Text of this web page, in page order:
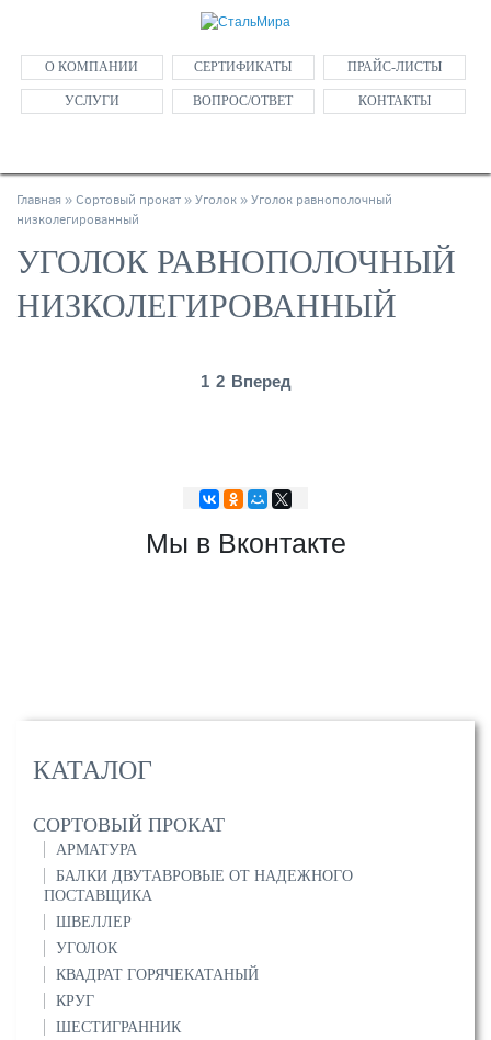
О КОМПАНИИ СЕРТИФИКАТЫ ПРАЙС-ЛИСТЫ
УСЛУГИ ВОПРОС/ОТВЕТ КОНТАКТЫ
КАТАЛОГ
СОРТОВЫЙ ПРОКАТ
АРМАТУРА
БАЛКИ ДВУТАВРОВЫЕ ОТ НАДЕЖНОГО
ПОСТАВЩИКА
ШВЕЛЛЕР
УГОЛОК
КВАДРАТ ГОРЯЧЕКАТАНЫЙ
КРУГ
ШЕСТИГРАННИК
Главная »Сортовый прокат »Уголок »Уголок равнополочный
низколегированный
УГОЛОК РАВНОПОЛОЧНЫЙ
НИЗКОЛЕГИРОВАННЫЙ
1 2 Вперед
Мы в Вконтакте